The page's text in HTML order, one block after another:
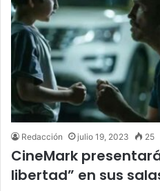
Redacción julio 19, 2023 25
CineMark
libertad” en sus